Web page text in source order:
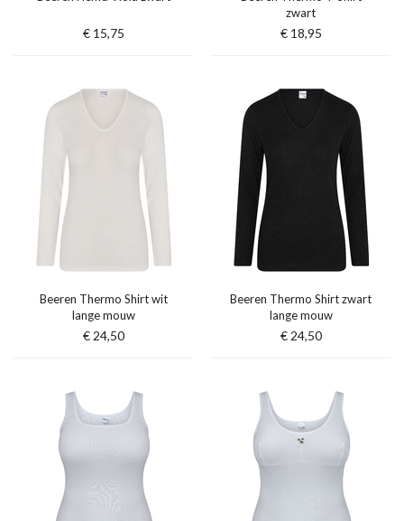
€ 15,75
zwart
€ 18,95
Beeren Thermo Shirt wit
lange mouw
€ 24,50
Beeren Thermo Shirt zwart
lange mouw
€ 24,50